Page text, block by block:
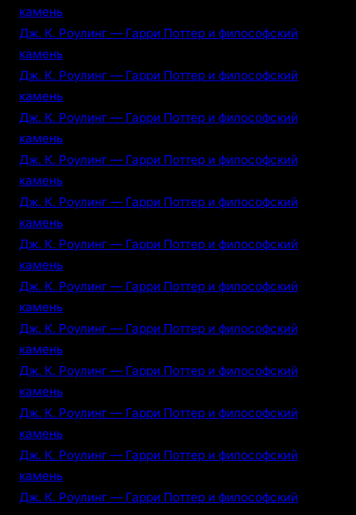
камень
Дж. К. Роулинг — Гарри Поттер и философский
камень
Дж. К. Роулинг — Гарри Поттер и философский
камень
Дж. К. Роулинг — Гарри Поттер и философский
камень
Дж. К. Роулинг — Гарри Поттер и философский
камень
Дж. К. Роулинг — Гарри Поттер и философский
камень
Дж. К. Роулинг — Гарри Поттер и философский
камень
Дж. К. Роулинг — Гарри Поттер и философский
камень
Дж. К. Роулинг — Гарри Поттер и философский
камень
Дж. К. Роулинг — Гарри Поттер и философский
камень
Дж. К. Роулинг — Гарри Поттер и философский
камень
Дж. К. Роулинг — Гарри Поттер и философский
камень
Дж. К. Роулинг — Гарри Поттер и философский